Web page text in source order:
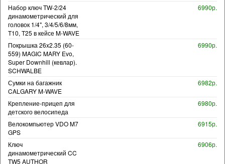
Набор ключ TW-2/24
динамометрический для
головок 1/4", 3/4/5/6/8мм,
T10, T25 в кейсе M-WAVE
6990р.
Покрышка 26x2.35 (60-
559) MAGIC MARY Evo,
Super Downhill (кевлар).
SCHWALBE
6990р.
Сумки на багажник
CALGARY M-WAVE
6982р.
Крепление-прицеп для
детского велосипеда
6980р.
Велокомпьютер VDO M7
GPS
6915р.
Ключ
динамометрический CC
TW5 AUTHOR
6906р.